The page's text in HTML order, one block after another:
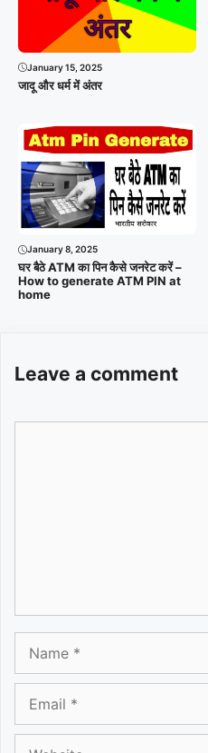
January 15, 2025
जादू और धर्म में अंतर
January 8, 2025
घर बैठे ATM का पिन कैसे जनरेट करें –
How to generate ATM PIN at
home
Leave a comment
Name
Email
Website